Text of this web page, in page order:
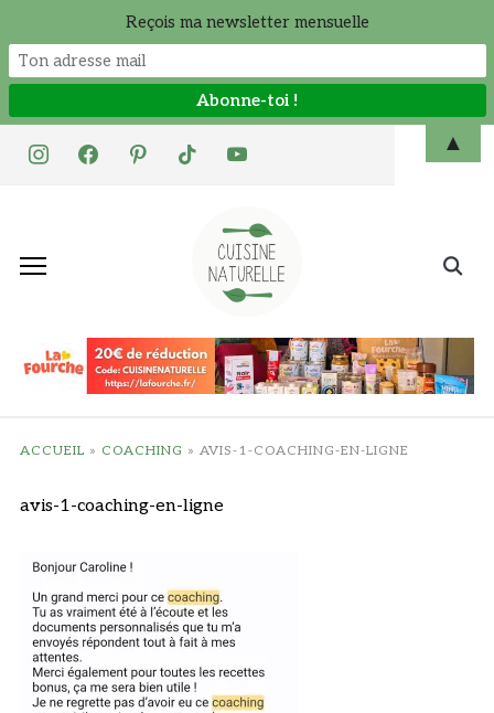
instagramfacebookpinteresttiktok youtube
Search
ACCUEIL » COACHING » AVIS-1-COACHING-EN-LIGNE
avis-1-coaching-en-ligne
Reçois ma newsletter mensuelle
▲